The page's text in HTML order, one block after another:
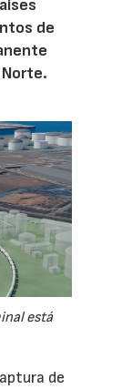
de
está
de